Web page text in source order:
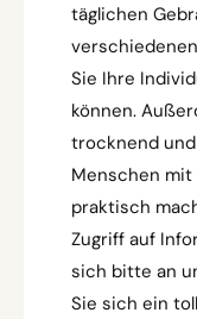
täglichen
Sie Ihre
können.
trocknend
Menschen
praktisch
Zugriff auf
sich bitte an
Sie sich ein